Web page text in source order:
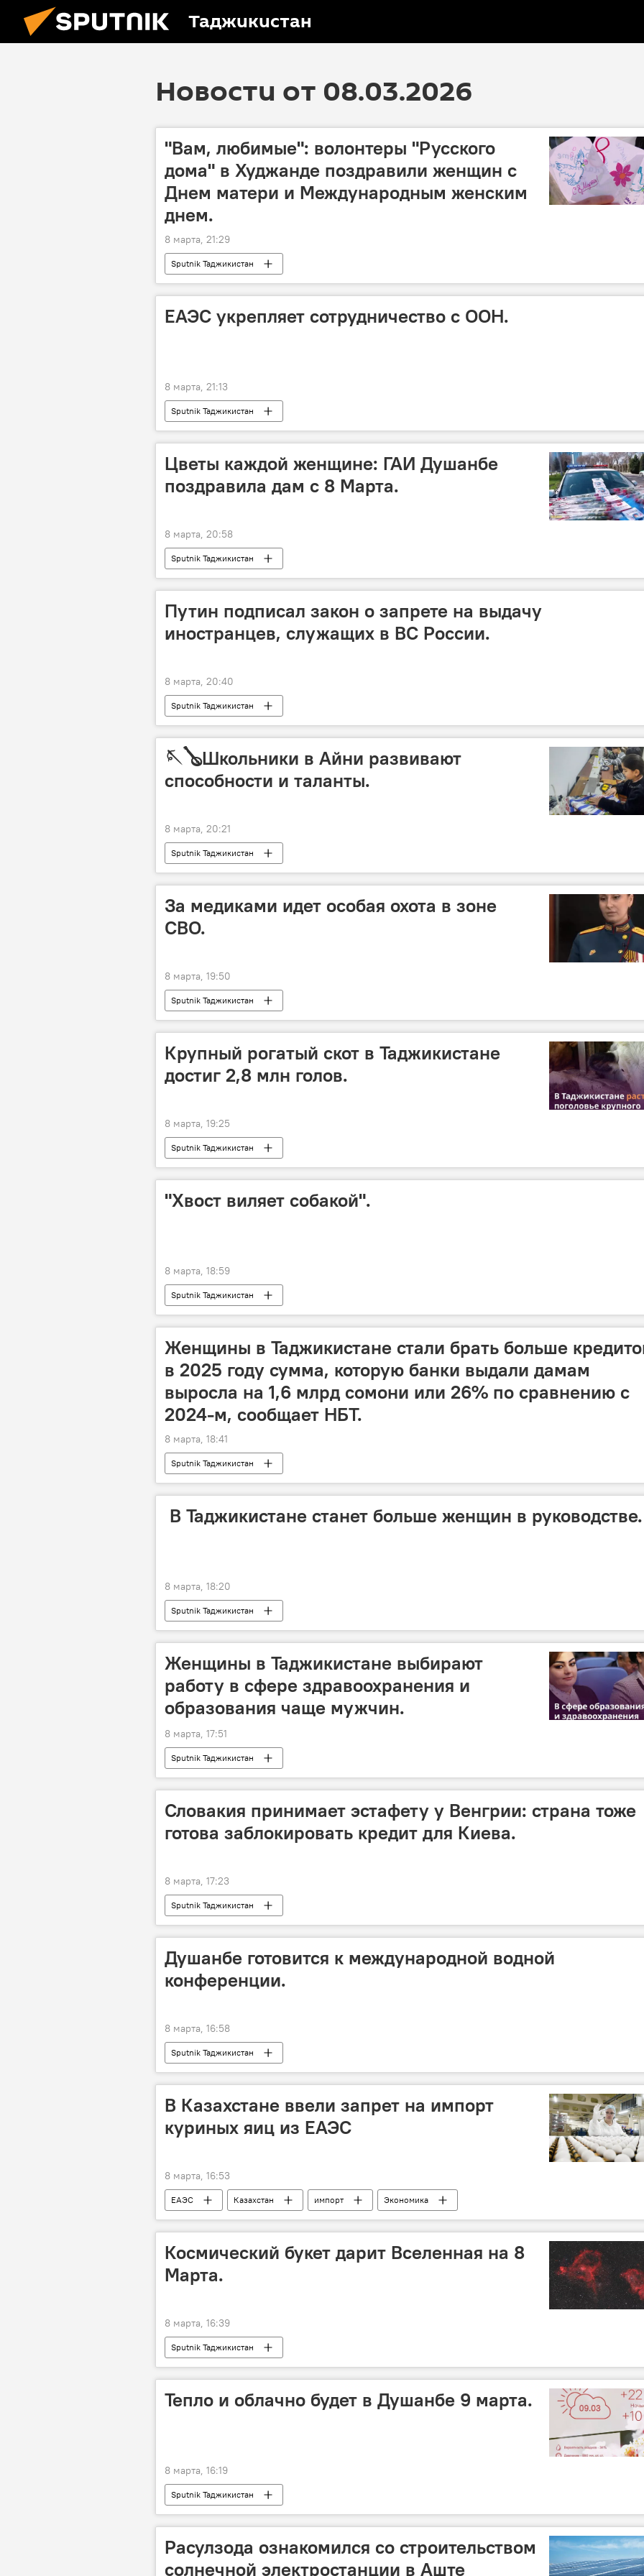
Таджикистан
Новости от 08.03.2026
"Вам, любимые": волонтеры "Русского
дома" в Худжанде поздравили женщин с
Днем матери и Международным женским
днем.
8 марта, 21:29
Sputnik Таджикистан
ЕАЭС укрепляет сотрудничество с ООН.
8 марта, 21:13
Sputnik Таджикистан
Цветы каждой женщине: ГАИ Душанбе
поздравила дам с 8 Марта.
8 марта, 20:58
Sputnik Таджикистан
Путин подписал закон о запрете на выдачу
иностранцев, служащих в ВС России.
8 марта, 20:40
Sputnik Таджикистан
🪡🪕Школьники в Айни развивают
способности и таланты.
8 марта, 20:21
Sputnik Таджикистан
За медиками идет особая охота в зоне
СВО.
8 марта, 19:50
Sputnik Таджикистан
Крупный рогатый скот в Таджикистане
достиг 2,8 млн голов.
8 марта, 19:25
Sputnik Таджикистан
"Хвост виляет собакой".
8 марта, 18:59
Sputnik Таджикистан
Женщины в Таджикистане стали брать больше
в 2025 году сумма, которую банки выдали дамам
выросла на 1,6 млрд сомони или 26% по сравнению с
2024-м, сообщает НБТ.
8 марта, 18:41
Sputnik Таджикистан
‍‍ В Таджикистане станет больше женщин в руководстве.
8 марта, 18:20
Sputnik Таджикистан
Женщины в Таджикистане выбирают
работу в сфере здравоохранения и
образования чаще мужчин.
8 марта, 17:51
Sputnik Таджикистан
Словакия принимает эстафету у Венгрии: страна тоже
готова заблокировать кредит для Киева.
8 марта, 17:23
Sputnik Таджикистан
Душанбе готовится к международной водной
конференции.
8 марта, 16:58
Sputnik Таджикистан
В Казахстане ввели запрет на импорт
куриных яиц из ЕАЭС
8 марта, 16:53
ЕАЭС Казахстан импорт Экономика
Космический букет дарит Вселенная на 8
Марта.
8 марта, 16:39
Sputnik Таджикистан
Тепло и облачно будет в Душанбе 9 марта.
8 марта, 16:19
Sputnik Таджикистан
Расулзода ознакомился со строительством
солнечной электростанции в Аште